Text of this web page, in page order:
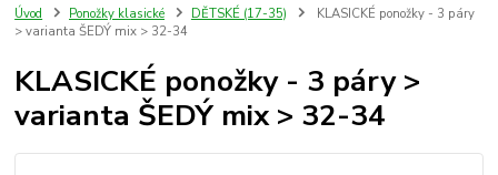
Úvod Ponožky klasické DĚTSKÉ (17-35)
KLASICKÉ ponožky - 3 páry
> varianta ŠEDÝ mix > 32-34
KLASICKÉ ponožky - 3 páry >
varianta ŠEDÝ mix > 32-34